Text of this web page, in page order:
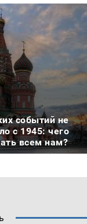
событий не
с 1945: чего
всем нам?